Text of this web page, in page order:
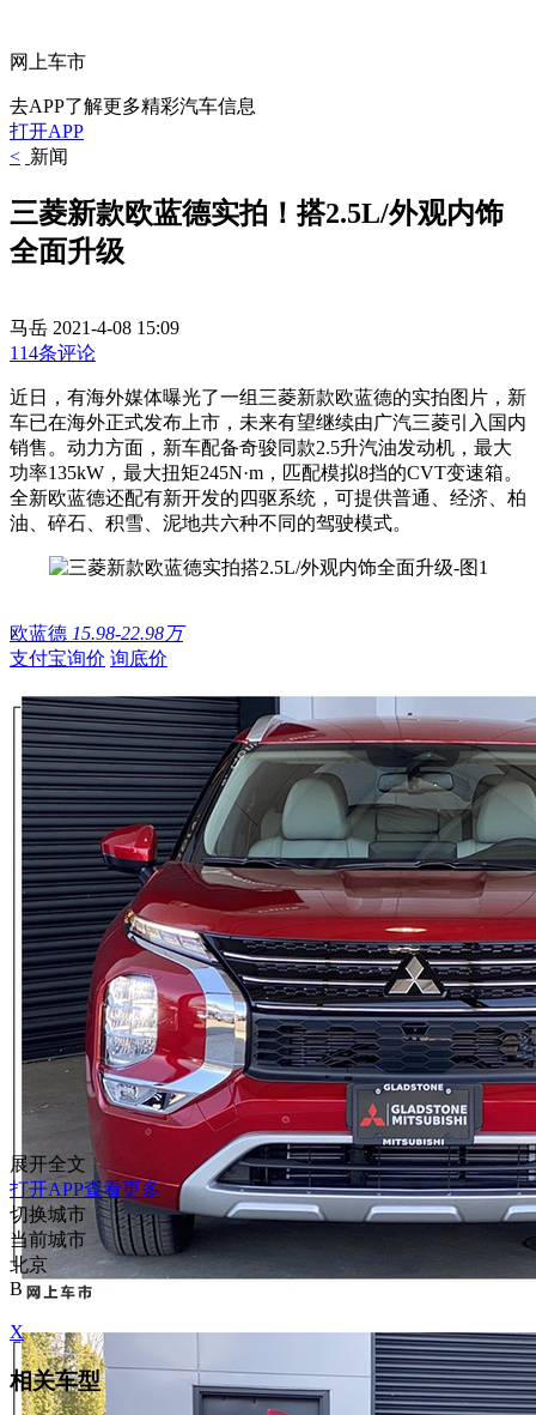
网上车市
去APP了解更多精彩汽车信息
打开APP
< 新闻
三菱新款欧蓝德实拍！搭2.5L/外观内饰
全面升级
马岳 2021-4-08 15:09
114条评论
近日，有海外媒体曝光了一组三菱新款欧蓝德的实拍图片，新
车已在海外正式发布上市，未来有望继续由广汽三菱引入国内
销售。动力方面，新车配备奇骏同款2.5升汽油发动机，最大
功率135kW，最大扭矩245N·m，匹配模拟8挡的CVT变速箱。
全新欧蓝德还配有新开发的四驱系统，可提供普通、经济、柏
油、碎石、积雪、泥地共六种不同的驾驶模式。
欧蓝德 15.98-22.98万
支付宝询价 询底价
展开全文
打开APP查看更多
切换城市
当前城市
北京
B
X
相关车型